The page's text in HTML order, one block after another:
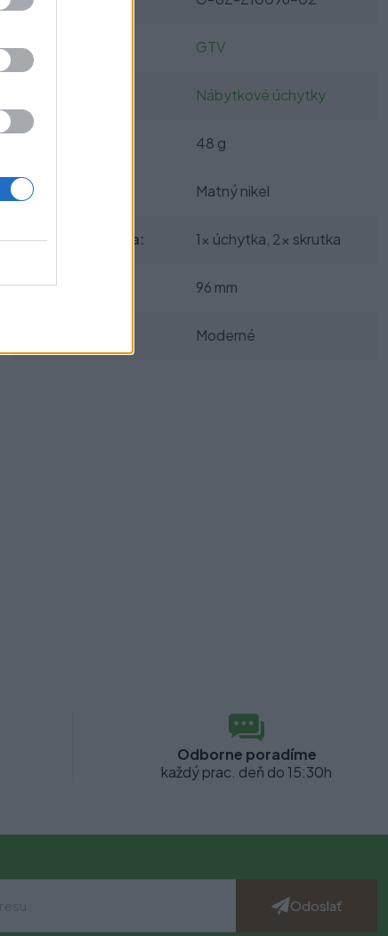
GTV
Nábytkové úchytky
48 g
Matný nikel
Obsah balenia: 1x úchytka, 2x skrutka
Rozteč: 96 mm
Moderné
Odborne poradíme
každý prac. deň do 15:30h
Odoslať